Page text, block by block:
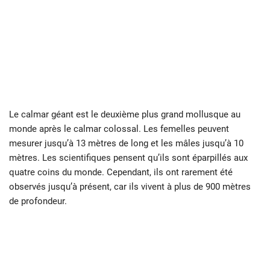
Le calmar géant est le deuxième plus grand mollusque au
monde après le calmar colossal. Les femelles peuvent
mesurer jusqu’à 13 mètres de long et les mâles jusqu’à 10
mètres. Les scientifiques pensent qu’ils sont éparpillés aux
quatre coins du monde. Cependant, ils ont rarement été
observés jusqu’à présent, car ils vivent à plus de 900 mètres
de profondeur.